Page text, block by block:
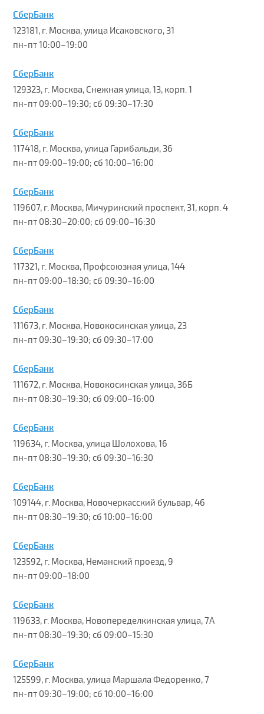
СберБанк
123181, г. Москва, улица Исаковского, 31
пн-пт 10:00–19:00
СберБанк
129323, г. Москва, Снежная улица, 13, корп. 1
пн-пт 09:00–19:30; сб 09:30–17:30
СберБанк
117418, г. Москва, улица Гарибальди, 36
пн-пт 09:00–19:00; сб 10:00–16:00
СберБанк
119607, г. Москва, Мичуринский проспект, 31, корп. 4
пн-пт 08:30–20:00; сб 09:00–16:30
СберБанк
117321, г. Москва, Профсоюзная улица, 144
пн-пт 09:00–18:30; сб 09:30–16:00
СберБанк
111673, г. Москва, Новокосинская улица, 23
пн-пт 09:30–19:30; сб 09:30–17:00
СберБанк
111672, г. Москва, Новокосинская улица, 36Б
пн-пт 08:30–19:30; сб 09:00–16:00
СберБанк
119634, г. Москва, улица Шолохова, 16
пн-пт 08:30–19:30; сб 09:30–16:30
СберБанк
109144, г. Москва, Новочеркасский бульвар, 46
пн-пт 08:30–19:30; сб 10:00–16:00
СберБанк
123592, г. Москва, Неманский проезд, 9
пн-пт 09:00–18:00
СберБанк
119633, г. Москва, Новопеределкинская улица, 7А
пн-пт 08:30–19:30; сб 09:00–15:30
СберБанк
125599, г. Москва, улица Маршала Федоренко, 7
пн-пт 09:30–19:00; сб 10:00–16:00